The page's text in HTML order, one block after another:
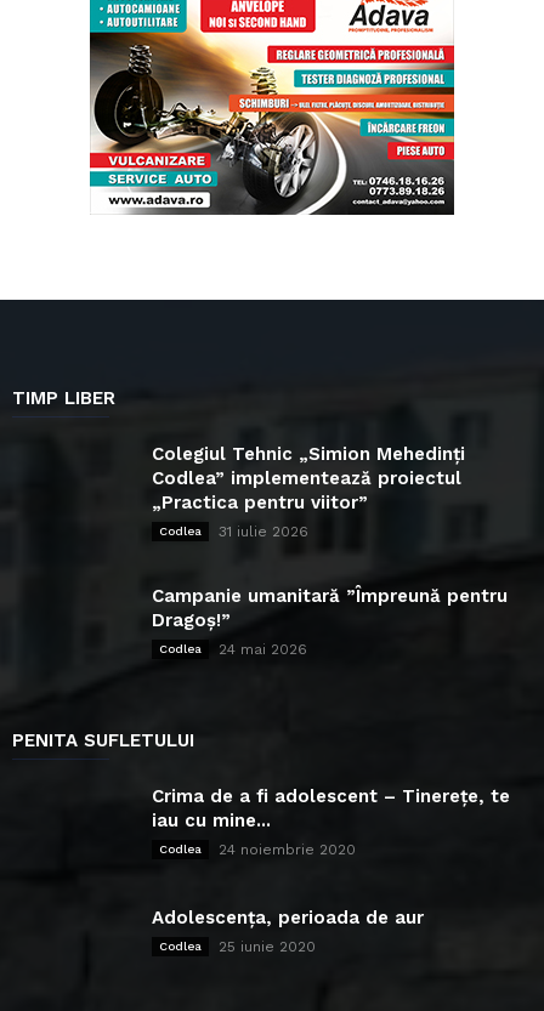
TIMP LIBER
Colegiul Tehnic „Simion Mehedinți
Codlea” implementează proiectul
„Practica pentru viitor”
Codlea 31 iulie 2026
Campanie umanitară ”Împreună pentru
Dragoș!”
Codlea 24 mai 2026
PENITA SUFLETULUI
Crima de a fi adolescent – Tinerețe, te
iau cu mine...
Codlea 24 noiembrie 2020
Adolescența, perioada de aur
Codlea 25 iunie 2020